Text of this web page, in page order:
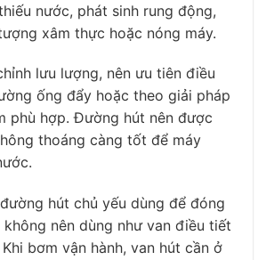
nước, phát sinh rung động,
xâm thực hoặc nóng máy.
lưu lượng, nên ưu tiên điều
ống đẩy hoặc theo giải pháp
phù hợp. Đường hút nên được
thoáng càng tốt để máy
hút chủ yếu dùng để đóng
nên dùng như van điều tiết
bơm vận hành, van hút cần ở